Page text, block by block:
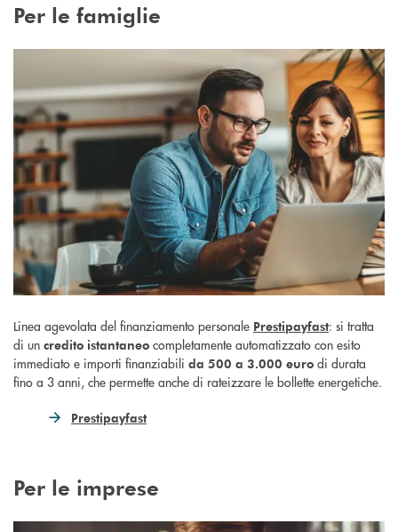
Per le famiglie
Linea agevolata del finanziamento personale Prestipayfast: si tratta
di un credito istantaneo completamente automatizzato con esito
immediato e importi finanziabili da 500 a 3.000 euro di durata
fino a 3 anni, che permette anche di rateizzare le bollette energetiche.
Prestipayfast
Per le imprese